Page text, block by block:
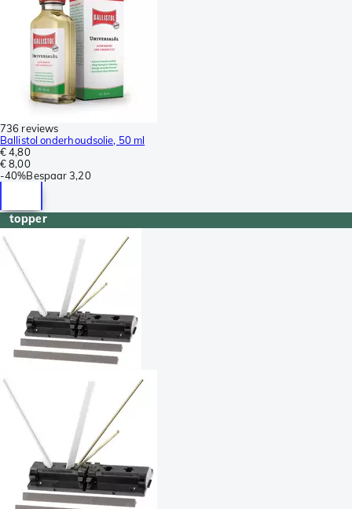
736 reviews
Ballistol onderhoudsolie, 50 ml
€ 4,80
€ 8,00
-40%Bespaar 3,20
topper